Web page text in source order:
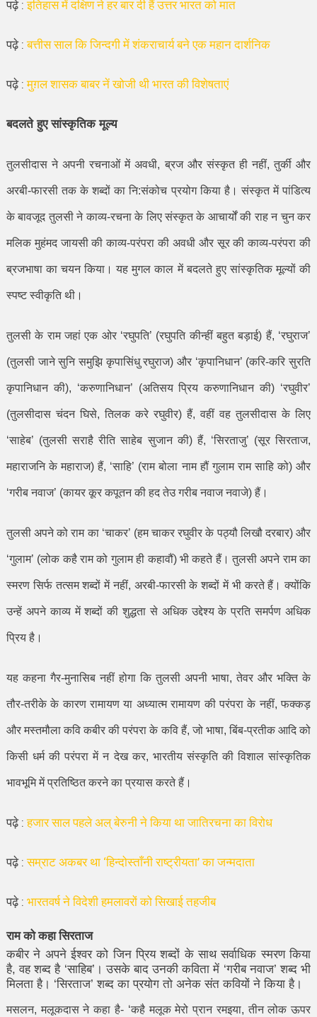
पढ़े :इतिहास में दक्षिण ने हर बार दी हैं उत्तर भारत को मात
पढ़े :बत्तीस साल कि जिन्दगी में शंकराचार्य बने एक महान दार्शनिक
पढ़े :मुग़ल शासक बाबर नें खोजी थी भारत की विशेषताएं
बदलते हुए सांस्कृतिक मूल्य
तुलसीदास ने अपनी रचनाओं में अवधी,ब्रज और संस्कृत ही नहीं,तुर्की और
अरबी-फारसी तक के शब्दों का नि:संकोच प्रयोग किया है। संस्कृत में पांडित्य
के बावजूद तुलसी ने काव्य-रचना के लिए संस्कृत के आचार्यों की राह न चुन कर
मलिक मुहंमद जायसी की काव्य-परंपरा की अवधी और सूर की काव्य-परंपरा की
ब्रजभाषा का चयन किया। यह मुगल काल में बदलते हुए सांस्कृतिक मूल्यों की
स्पष्ट स्वीकृति थी।
तुलसी के राम जहां एक ओर ‘रघुपति’ (रघुपति कीन्हीं बहुत बड़ाई) हैं, ‘रघुराज’
(तुलसी जाने सुनि समुझि कृपासिंधु रघुराज) और ‘कृपानिधान’ (करि-करि सुरति
कृपानिधान की), ‘करुणानिधान’ (अतिसय प्रिय करुणानिधान की) ‘रघुवीर’
(तुलसीदास चंदन घिसे,तिलक करे रघुवीर) हैं,वहीं वह तुलसीदास के लिए
‘साहेब’ (तुलसी सराहै रीति साहेब सुजान की) हैं, ‘सिरताजु’ (सूर सिरताज,
महाराजनि के महाराज) हैं, ‘साहि’ (राम बोला नाम हौं गुलाम राम साहि को) और
‘गरीब नवाज’ (कायर कूर कपूतन की हद तेउ गरीब नवाज नवाजे) हैं।
तुलसी अपने को राम का ‘चाकर’ (हम चाकर रघुवीर के पठ्यौ लिखौ दरबार) और
‘गुलाम’ (लोक कहै राम को गुलाम ही कहावौं) भी कहते हैं। तुलसी अपने राम का
स्मरण सिर्फ तत्सम शब्दों में नहीं, अरबी-फारसी के शब्दों में भी करते हैं। क्योंकि
उन्हें अपने काव्य में शब्दों की शुद्धता से अधिक उद्देश्य के प्रति समर्पण अधिक
प्रिय है।
यह कहना गैर-मुनासिब नहीं होगा कि तुलसी अपनी भाषा,तेवर और भक्ति के
तौर-तरीके के कारण रामायण या अध्यात्म रामायण की परंपरा के नहीं,फक्कड़
और मस्तमौला कवि कबीर की परंपरा के कवि हैं,जो भाषा,बिंब-प्रतीक आदि को
किसी धर्म की परंपरा में न देख कर, भारतीय संस्कृति की विशाल सांस्कृतिक
भावभूमि में प्रतिष्ठित करने का प्रयास करते हैं।
पढ़े :हजार साल पहले अल् बेरुनी ने किया था जातिरचना का विरोध
पढ़े :सम्राट अकबर था ‘हिन्दोस्ताँनी राष्ट्रीयता’ का जन्मदाता
पढ़े : भारतवर्ष ने विदेशी हमलावरों को सिखाई तहजीब
राम को कहा सिरताज
कबीर ने अपने ईश्वर को जिन प्रिय शब्दों के साथ सर्वाधिक स्मरण किया
है,वह शब्द है ‘साहिब’ । उसके बाद उनकी कविता में ‘गरीब नवाज’शब्द भी
मिलता है। ‘सिरताज’शब्द का प्रयोग तो अनेक संत कवियों ने किया है।
मसलन,मलूकदास ने कहा है- ‘कहै मलूक मेरो प्रान रमइया,तीन लोक ऊपर